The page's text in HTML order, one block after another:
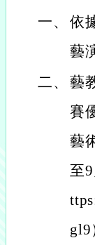
一、 依
藝
二、 藝
賽
藝
至
gl9